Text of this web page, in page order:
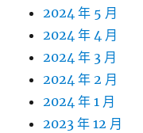
2024 年 5 月
2024 年 4 月
2024 年 3 月
2024 年 2 月
2024 年 1 月
2023 年 12 月